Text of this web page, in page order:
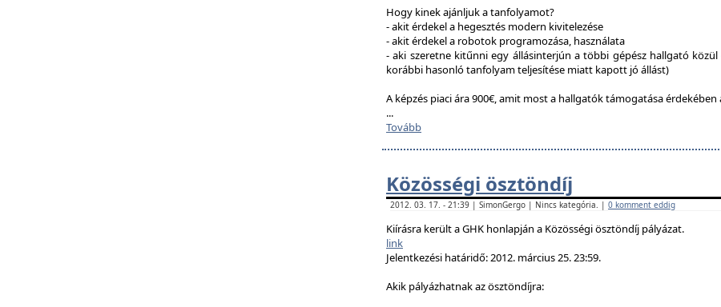
Hogy kinek ajánljuk a tanfolyamot?
- akit érdekel a hegesztés modern kivitelezése
- akit érdekel a robotok programozása, használata
- aki szeretne kitűnni egy állásinterjún a többi gépész hallgató
korábbi hasonló tanfolyam teljesítése miatt kapott jó állást)
A képzés piaci ára 900€, amit most a hallgatók támogatása érdekében
...
Tovább
Közösségi ösztöndíj
2012. 03. 17. - 21:39 | SimonGergo | Nincs kategória. | 0 komment eddig
Kiírásra került a GHK honlapján a Közösségi ösztöndíj pályázat.
link
Jelentkezési határidő: 2012. március 25. 23:59.
Akik pályázhatnak az ösztöndíjra: